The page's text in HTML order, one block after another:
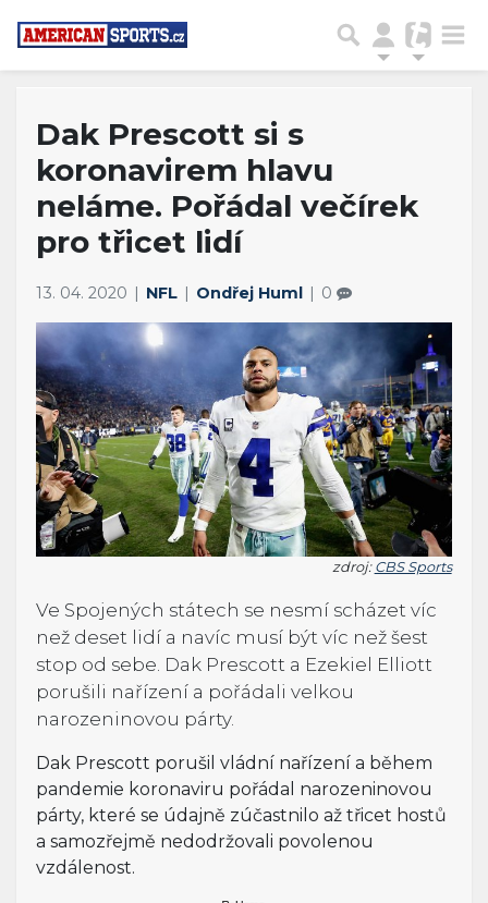
Dak Prescott si s
koronavirem hlavu
neláme. Pořádal večírek
pro třicet lidí
13. 04. 2020 NFL Ondřej Huml 0
zdroj: CBS Sports
Ve Spojených státech se nesmí scházet víc
než deset lidí a navíc musí být víc než šest
stop od sebe. Dak Prescott a Ezekiel Elliott
porušili nařízení a pořádali velkou
narozeninovou párty.
Dak Prescott porušil vládní nařízení a během
pandemie koronaviru pořádal narozeninovou
párty, které se údajně zúčastnilo až třicet hostů
a samozřejmě nedodržovali povolenou
vzdálenost.